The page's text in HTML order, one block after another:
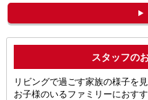
リビングで過ごす家族の様子を
お子様のいるファミリーにおす